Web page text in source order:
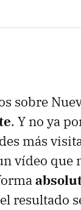
sobre
. Y no ya
más
vídeo que
resultado